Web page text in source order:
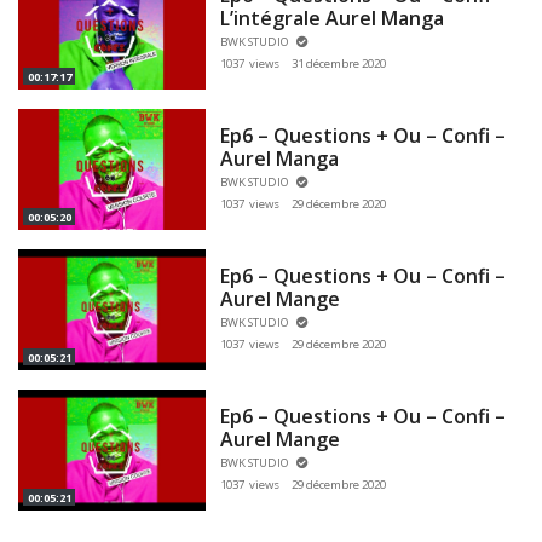
00:17:17
L’intégrale Aurel Manga
BWK STUDIO
1037 views
31 décembre 2020
00:05:20
Ep6 – Questions + Ou – Confi –
Aurel Manga
BWK STUDIO
1037 views
29 décembre 2020
00:05:21
Ep6 – Questions + Ou – Confi –
Aurel Mange
BWK STUDIO
1037 views
29 décembre 2020
00:05:21
Ep6 – Questions + Ou – Confi –
Aurel Mange
BWK STUDIO
1037 views
29 décembre 2020